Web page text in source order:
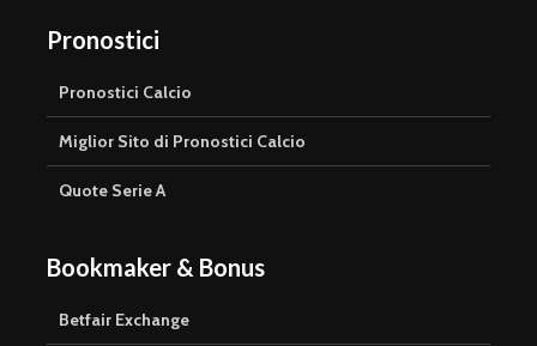
Pronostici
Pronostici Calcio
Miglior Sito di Pronostici Calcio
Quote Serie A
Bookmaker & Bonus
Betfair Exchange